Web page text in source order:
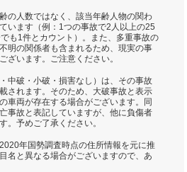
の人数ではなく、該当年齢人物の関わ
います（例：1つの事故で2人以上の25
も1件とカウント）。また、多重事故の
明の関係者も含まれるため、現実の事
ざいます。ご注意ください。
中破・小破・損害なし）は、その事故
されます。そのため、大破事故と表示
車両が存在する場合がございます。同
事故と表記していますが、他に負傷者
。予めご了承ください。
年国勢調査時点の住所情報を元に推
名と異なる場合がございますので、あ